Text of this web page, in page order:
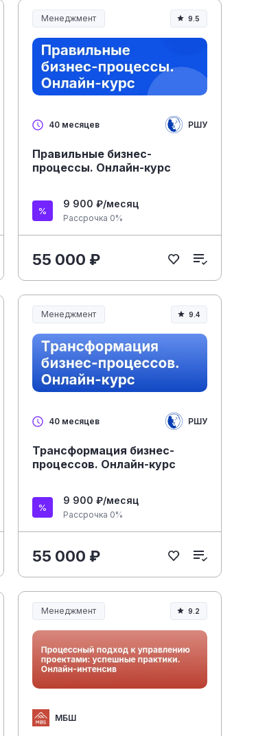
Менеджмент
Менеджмент и управление
9.5
40 месяцев РШУ
Правильные бизнес-
процессы. Онлайн-курс
9 900 ₽/месяц
Рассрочка 0%
55 000 ₽
Менеджмент
Менеджмент и управление
9.4
40 месяцев РШУ
Трансформация бизнес-
процессов. Онлайн-курс
9 900 ₽/месяц
Рассрочка 0%
55 000 ₽
Менеджмент
Менеджмент и управление
9.2
МБШ